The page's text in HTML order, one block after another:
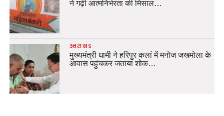
ने गढ़ी आत्मनिर्भरता की मिसाल…
उत्तराखंड
मुख्यमंत्री धामी ने हरिपुर कलां में मनोज जखमोला के
आवास पहुंचकर जताया शोक…